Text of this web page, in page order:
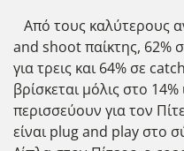
Από τους καλύτερους
and shoot παίκτης, 62%
για τρεις και 64% σε
βρίσκεται μόλις στο
περισσεύουν για τον
είναι plug and play στο